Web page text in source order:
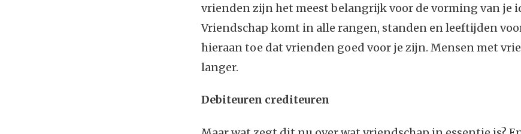
vrienden zijn het meest belangrijk voor de vorming van je
Vriendschap komt in alle rangen, standen en leeftijden
hieraan toe dat vrienden goed voor je zijn. Mensen met
langer.
Debiteuren crediteuren